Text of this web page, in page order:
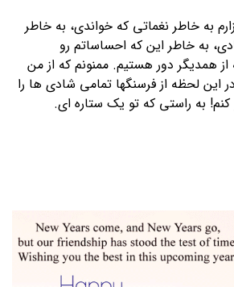
به خاطر نغماتی که خواندی، به خاطر
به خاطر این که احساساتم رو
همدیگر دور هستیم. ممنونم که از من
این لحظه از فرسنگها تمامی شادی ها را
کنم! به راستی که تو یک ستاره ای.